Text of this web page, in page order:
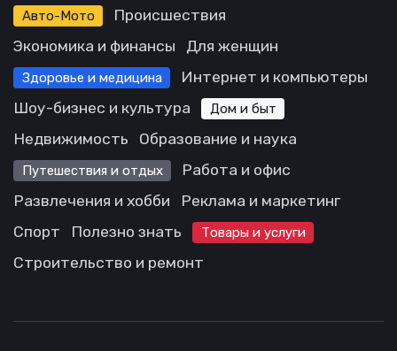
Авто-Мото
Происшествия
Экономика и финансы
Для женщин
Здоровье и медицина
Интернет и компьютеры
Шоу-бизнес и культура
Дом и быт
Недвижимость Образование и наука
Путешествия и отдых
Работа и офис
Развлечения и хобби
Реклама и маркетинг
Спорт
Полезно знать Товары и услуги
Строительство и ремонт